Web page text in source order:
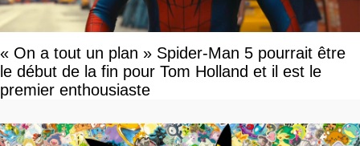
« On a tout un plan » Spider-Man 5 pourrait être
le début de la fin pour Tom Holland et il est le
premier enthousiaste